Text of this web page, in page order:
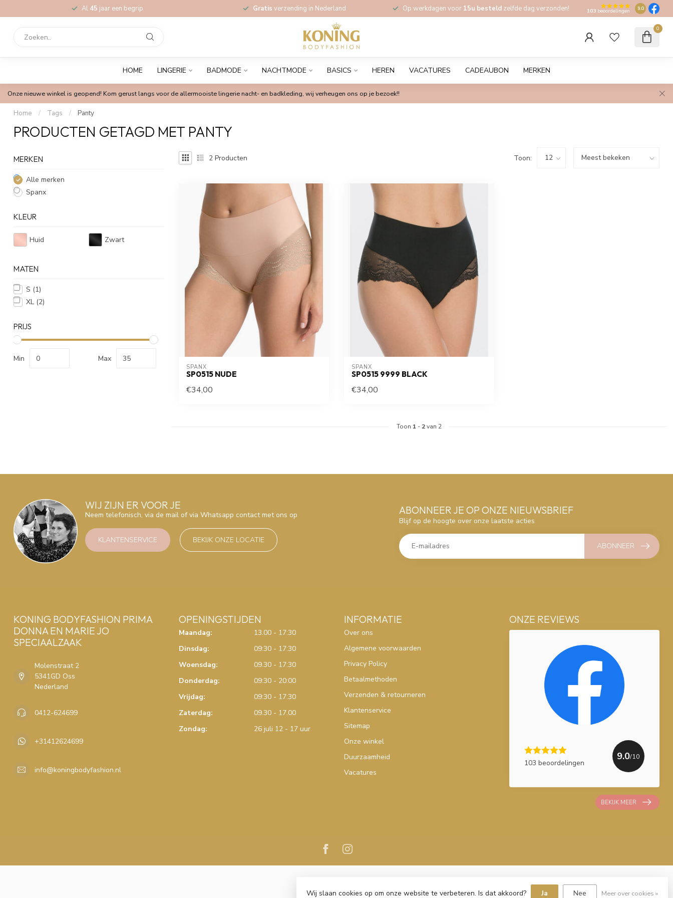
Al 45 jaar een begrip Gratis verzending in Nederland Op werkdagen voor 15u besteld zelfde dag verzonden! 103 beoordelingen 9.0
0
HOME LINGERIE BADMODE NACHTMODE BASICS HEREN VACATURES CADEAUBON MERKEN
Onze nieuwe winkel is geopend! Kom gerust langs voor de allermooiste lingerie nacht- en badkleding, wij verheugen ons op je bezoek!!
Home / Tags / Panty
PRODUCTEN GETAGD MET PANTY
MERKEN
Alle merken
Spanx
KLEUR
Huid Zwart
MATEN
S (1)
XL (2)
PRIJS
Min Max
2 Producten Toon:
SPANX
SP0515 NUDE
€34,00
SPANX
SP0515 9999 BLACK
€34,00
Toon 1 - 2van 2
WIJ ZIJN ER VOOR JE
Neem telefonisch, via de mail of via Whatsapp contact met ons op
KLANTENSERVICE BEKIJK ONZE LOCATIE
ABONNEER JE OP ONZE NIEUWSBRIEF
Blijf op de hoogte over onze laatste acties
ABONNEER
KONING BODYFASHION PRIMA
DONNA EN MARIE JO
SPECIAALZAAK
Molenstraat 2
5341GD Oss
Nederland
0412-624699
+31412624699
info@koningbodyfashion.nl
OPENINGSTIJDEN
Maandag:
13.00 - 17:30
Dinsdag:
09:30 - 17:30
Woensdag:
09.30 - 17:30
Donderdag:
09:30 - 20:00
Vrijdag:
09:30 - 17:30
Zaterdag:
09.30 - 17.00
Zondag:
26 juli 12 - 17 uur
INFORMATIE
Over ons
Algemene voorwaarden
Privacy Policy
Betaalmethoden
Verzenden & retourneren
Klantenservice
Sitemap
Onze winkel
Duurzaamheid
Vacatures
ONZE REVIEWS
103 beoordelingen
9.0/10
BEKIJK MEER
Wij slaan cookies op om onze website te verbeteren. Is dat akkoord? Ja Nee Meer over cookies »